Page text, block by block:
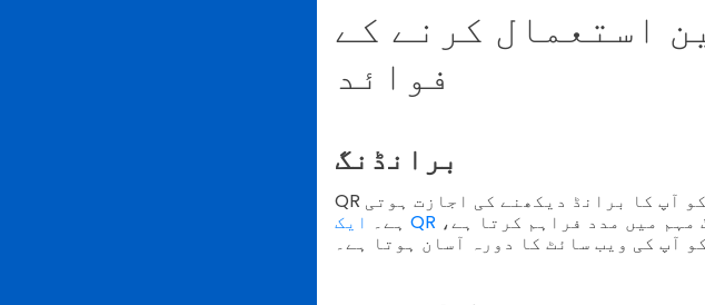
استعمال کرنے کے
فوائد
برانڈنگ
QR کوڈ وائٹ لیبلنگ کا استعمال کرنے والے صارفین کو آپ کا برانڈ دیکھنے کی اجازت ہوتی
ہے۔
میں مدد فراہم کرتا ہے،
آپ کی ویب سائٹ کا دورہ آسان ہوتا ہے۔